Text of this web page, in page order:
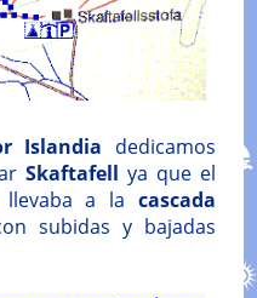
Islandia dedicamos
Skaftafell ya que el
a la cascada
subidas y bajadas